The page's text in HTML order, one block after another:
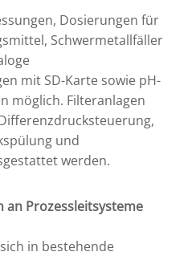
Dosierungen für
Schwermetallfäller
mit SD-Karte sowie pH-
möglich. Filteranlagen
und
werden.
an Prozessleitsysteme
in bestehende